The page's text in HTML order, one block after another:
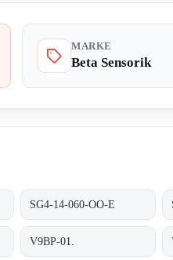
MARKE
Beta Sensorik
SG4-14-060-OO-E
V9BP-01.